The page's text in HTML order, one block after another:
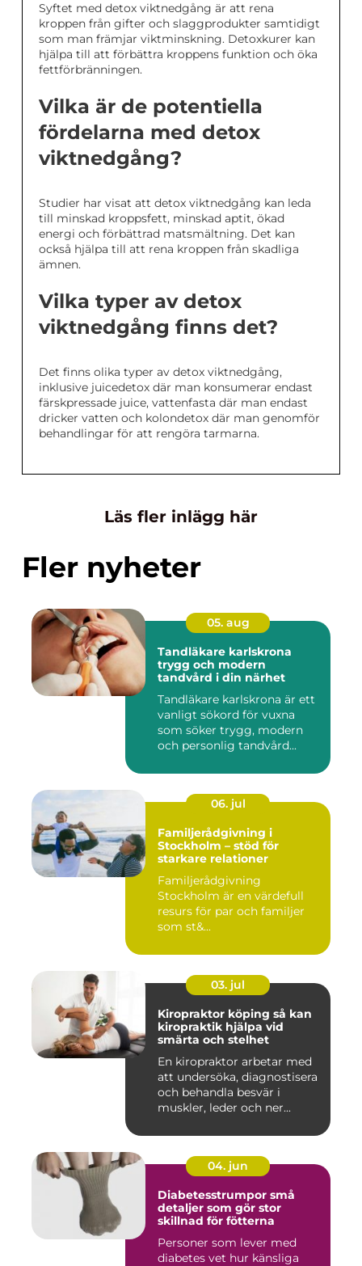
Syftet med detox viktnedgång är att rena
kroppen från gifter och slaggprodukter samtidigt
som man främjar viktminskning. Detoxkurer kan
hjälpa till att förbättra kroppens funktion och öka
fettförbränningen.
Vilka är de potentiella
fördelarna med detox
viktnedgång?
Studier har visat att detox viktnedgång kan leda
till minskad kroppsfett, minskad aptit, ökad
energi och förbättrad matsmältning. Det kan
också hjälpa till att rena kroppen från skadliga
ämnen.
Vilka typer av detox
viktnedgång finns det?
Det finns olika typer av detox viktnedgång,
inklusive juicedetox där man konsumerar endast
färskpressade juice, vattenfasta där man endast
dricker vatten och kolondetox där man genomför
behandlingar för att rengöra tarmarna.
Läs fler inlägg här
Fler nyheter
05. aug
Tandläkare karlskrona
trygg och modern
tandvård i din närhet
Tandläkare karlskrona är ett
vanligt sökord för vuxna
som söker trygg, modern
och personlig tandvård...
06. jul
Familjerådgivning i
Stockholm – stöd för
starkare relationer
Familjerådgivning
Stockholm är en värdefull
resurs för par och familjer
som st&...
03. jul
Kiropraktor köping så kan
kiropraktik hjälpa vid
smärta och stelhet
En kiropraktor arbetar med
att undersöka, diagnostisera
och behandla besvär i
muskler, leder och ner...
04. jun
Diabetesstrumpor små
detaljer som gör stor
skillnad för fötterna
Personer som lever med
diabetes vet hur känsliga